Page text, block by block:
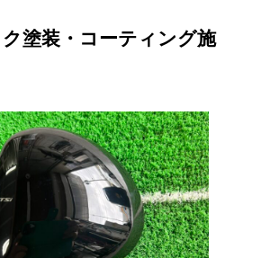
塗装・コーティング施